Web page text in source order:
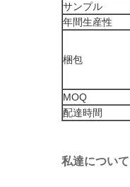
サンプル
年間生産性
梱包
MOQ
配達時間
私達について